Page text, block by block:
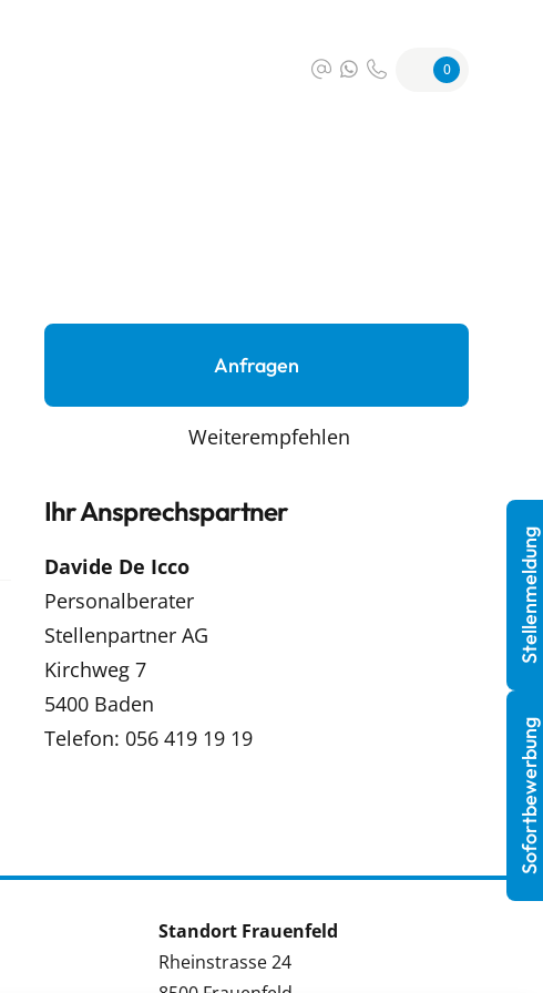
0
Anfragen
Weiterempfehlen
Ihr Ansprechspartner
Davide De Icco
Personalberater
Stellenpartner AG
Kirchweg 7
5400 Baden
Telefon: 056 419 19 19
Standort Frauenfeld
Rheinstrasse 24
Sofortbewerbung
Stellenmeldung